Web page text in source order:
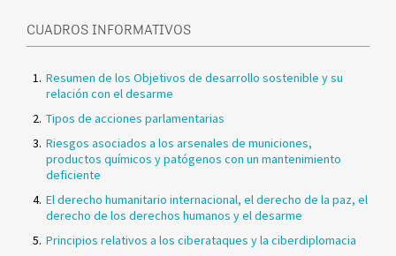
CUADROS INFORMATIVOS
Resumen de los Objetivos de desarrollo sostenible y su
relación con el desarme
Tipos de acciones parlamentarias
Riesgos asociados a los arsenales de municiones,
productos químicos y patógenos con un mantenimiento
deficiente
El derecho humanitario internacional, el derecho de la paz, el
derecho de los derechos humanos y el desarme
Principios relativos a los ciberataques y la ciberdiplomacia